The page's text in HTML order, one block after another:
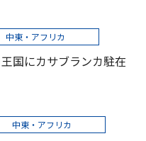
中東・アフリカ
国にカサブランカ駐在
中東・アフリカ